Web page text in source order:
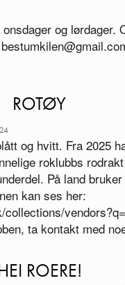
og
ROTØY
og hvitt. Fra 2025
roklubbs
På land
kan ses her:
ta kontakt med
ROERE!